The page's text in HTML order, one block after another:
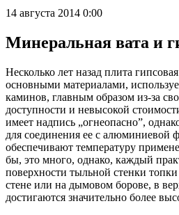
14 августа 2014 0:00
Минеральная вата и
Несколько лет назад плита
основными материалами,
каминов, главным образом из-за
доступности и невысокой
имеет надпись „огнеопасно”,
для соединения ее с алюминиевой
обеспечивают температуру
бы, это много, однако, каждый
поверхности тыльной стенки
стене или на дымовом борове, в
достигаются значительно более